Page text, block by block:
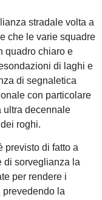
stradale volta a
che le varie squadre
quadro chiaro e
di laghi e
di segnaletica
con particolare
ultra decennale
roghi.
previsto di fatto a
di sorveglianza la
per rendere i
prevedendo la